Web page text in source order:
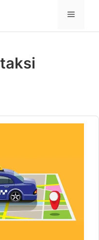
MENÜ